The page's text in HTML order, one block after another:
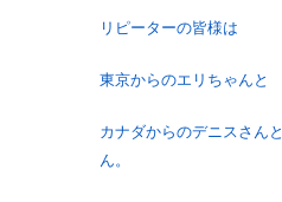
リピーターの皆様は
東京からのエリちゃんと
カナダからのデニスさん
ん。